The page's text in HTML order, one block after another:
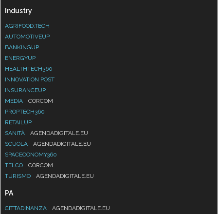
Industry
AGRIFOOD.TECH
AUTOMOTIVEUP
BANKINGUP
ENERGYUP
HEALTHTECH360
INNOVATION POST
INSURANCEUP
MEDIA
CORCOM
PROPTECH360
RETAILUP
SANITÀ
AGENDADIGITALE.EU
SCUOLA
AGENDADIGITALE.EU
SPACECONOMY360
TELCO
CORCOM
TURISMO
AGENDADIGITALE.EU
PA
CITTADINANZA
AGENDADIGITALE.EU